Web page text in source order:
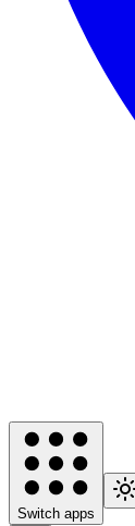
Switch apps